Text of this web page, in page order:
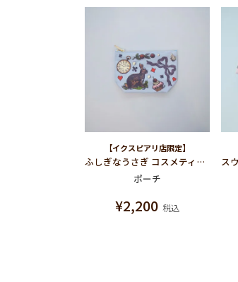
【イクスピアリ店限定】
ふしぎなうさぎ コスメティックポーチ
ポーチ
¥2,200 税込